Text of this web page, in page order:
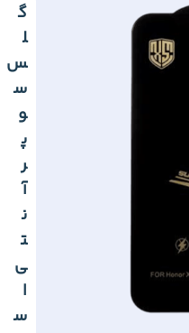
گ
ل
س
س
و
پ
ر
آ
ن
ت
ی
ا
س